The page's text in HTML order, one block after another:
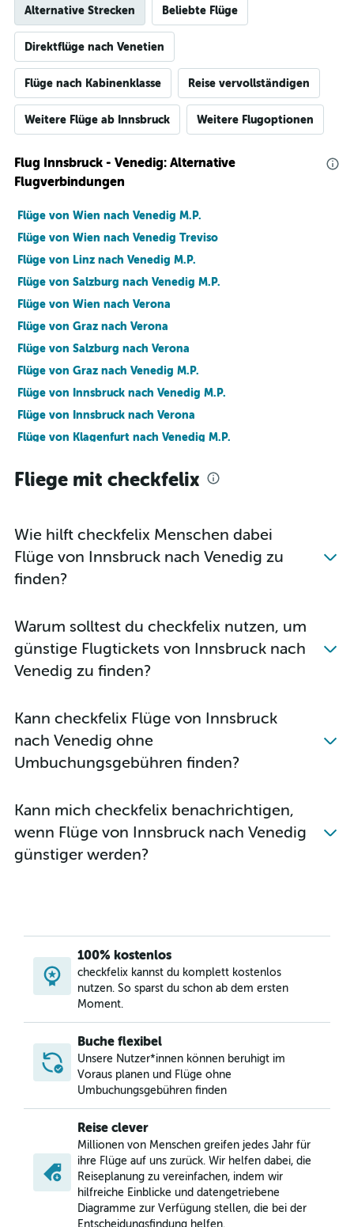
Alternative Strecken Beliebte Flüge
Direktflüge nach Venetien
Flüge nach Kabinenklasse Reise vervollständigen
Weitere Flüge ab Innsbruck Weitere Flugoptionen
Flug Innsbruck - Venedig: Alternative
Flugverbindungen
Flüge von Wien nach Venedig M.P.
Flüge von Wien nach Venedig Treviso
Flüge von Linz nach Venedig M.P.
Flüge von Salzburg nach Venedig M.P.
Flüge von Wien nach Verona
Flüge von Graz nach Verona
Flüge von Salzburg nach Verona
Flüge von Graz nach Venedig M.P.
Flüge von Innsbruck nach Venedig M.P.
Flüge von Innsbruck nach Verona
Flüge von Klagenfurt nach Venedig M.P.
Fliege mit checkfelix
Wie hilft checkfelix Menschen dabei
Flüge von Innsbruck nach Venedig zu
finden?
Warum solltest du checkfelix nutzen, um
günstige Flugtickets von Innsbruck nach
Venedig zu finden?
Kann checkfelix Flüge von Innsbruck
nach Venedig ohne
Umbuchungsgebühren finden?
Kann mich checkfelix benachrichtigen,
wenn Flüge von Innsbruck nach Venedig
günstiger werden?
100% kostenlos
checkfelix kannst du komplett kostenlos
nutzen. So sparst du schon ab dem ersten
Moment.
Buche flexibel
Unsere Nutzer*innen können beruhigt im
Voraus planen und Flüge ohne
Umbuchungsgebühren finden
Reise clever
Millionen von Menschen greifen jedes Jahr für
ihre Flüge auf uns zurück. Wir helfen dabei, die
Reiseplanung zu vereinfachen, indem wir
hilfreiche Einblicke und datengetriebene
Diagramme zur Verfügung stellen, die bei der
Entscheidungsfindung helfen.